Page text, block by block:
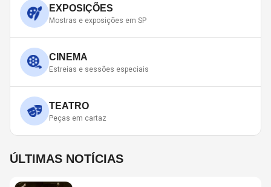
EXPOSIÇÕES
Mostras e exposições em SP
CINEMA
Estreias e sessões especiais
TEATRO
Peças em cartaz
ÚLTIMAS NOTÍCIAS